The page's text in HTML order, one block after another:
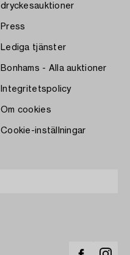
dryckesauktioner
Press
Lediga tjänster
Bonhams - Alla auktioner
Integritetspolicy
Om cookies
Cookie-inställningar